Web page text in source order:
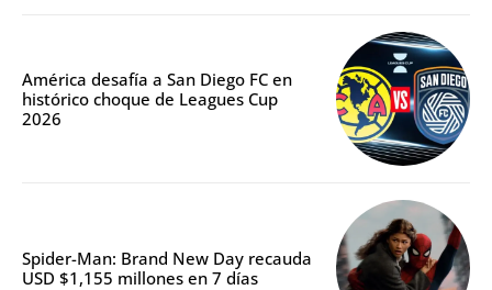
América desafía a San Diego FC en
histórico choque de Leagues Cup
2026
Spider-Man: Brand New Day recauda
USD $1,155 millones en 7 días